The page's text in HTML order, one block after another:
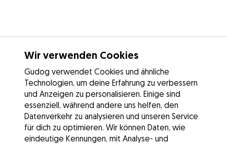
Wir verwenden Cookies
Gudog verwendet Cookies und ähnliche
Technologien, um deine Erfahrung zu verbessern
und Anzeigen zu personalisieren. Einige sind
essenziell, während andere uns helfen, den
Datenverkehr zu analysieren und unseren Service
für dich zu optimieren. Wir können Daten, wie
eindeutige Kennungen, mit Analyse- und